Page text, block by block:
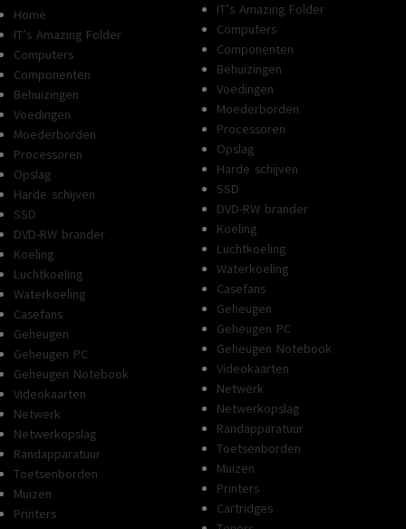
Home
IT’s Amazing Folder
Computers
Componenten
Behuizingen
Voedingen
Moederborden
Processoren
Opslag
Harde schijven
SSD
DVD-RW brander
Koeling
Luchtkoeling
Waterkoeling
Casefans
Geheugen
Geheugen PC
Geheugen Notebook
Videokaarten
Netwerk
Netwerkopslag
Randapparatuur
Toetsenborden
Muizen
Printers
IT’s Amazing Folder
Computers
Componenten
Behuizingen
Voedingen
Moederborden
Processoren
Opslag
Harde schijven
SSD
DVD-RW brander
Koeling
Luchtkoeling
Waterkoeling
Casefans
Geheugen
Geheugen PC
Geheugen Notebook
Videokaarten
Netwerk
Netwerkopslag
Randapparatuur
Toetsenborden
Muizen
Printers
Cartridges